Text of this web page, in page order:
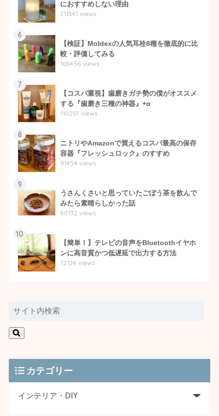
におすすめしない理由
211341 views
6
【検証】Moldexの人気耳栓8種を徹底的に比
較・評価してみる
168456 views
7
【コスパ重視】歯磨きガチ勢の僕がオススメ
する『歯磨き三種の神器』+α
110251 views
8
ニトリやAmazonで買えるコスパ最高の保存
容器『フレッシュロック』のすすめ
91454 views
9
うさんくさいと思っていたごぼう茶を飲んで
みたら素晴らしかった話
80132 views
10
【簡単！】テレビの音声をBluetoothイヤホ
ンに高音質かつ低遅延で出力する方法
72124 views
カテゴリー